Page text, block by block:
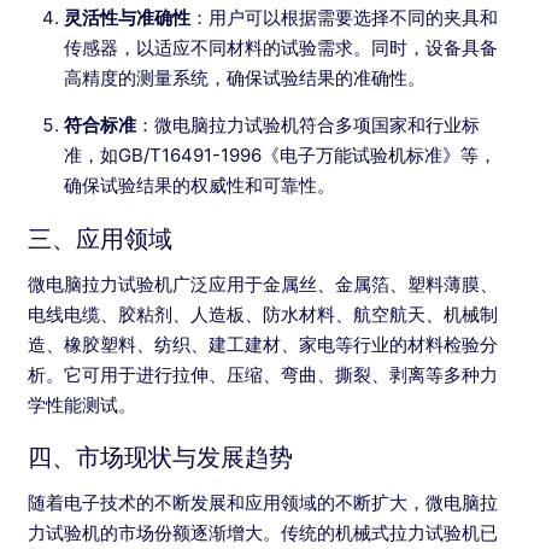
灵活性与准确性 ：用户可以根据需要选择不同的夹具和
传感器，以适应不同材料的试验需求。同时，设备具备
高精度的测量系统，确保试验结果的准确性。
符合标准 ：微电脑拉力试验机符合多项国家和行业标
准，如GB/T16491-1996《电子万能试验机标准》等，
确保试验结果的权威性和可靠性。
三、应用领域
微电脑拉力试验机广泛应用于金属丝、金属箔、塑料薄膜、
电线电缆、胶粘剂、人造板、防水材料、航空航天、机械制
造、橡胶塑料、纺织、建工建材、家电等行业的材料检验分
析。它可用于进行拉伸、压缩、弯曲、撕裂、剥离等多种力
学性能测试。
四、市场现状与发展趋势
随着电子技术的不断发展和应用领域的不断扩大，微电脑拉
力试验机的市场份额逐渐增大。传统的机械式拉力试验机已